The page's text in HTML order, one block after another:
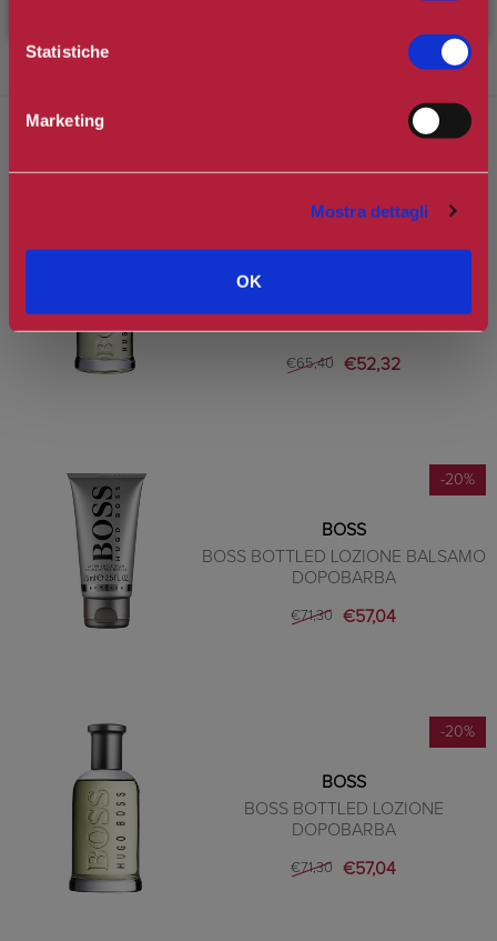
Statistiche
Marketing
Mostra dettagli
OK
come buchu e menta per ottenere quella sensazione di freschezza
che lo rende un profumo rinfrescante. Una fragranza sensuale dalla
grande forza.
PRODOTTI CORRELATI
€65,40 €52,32
-20%
BOSS
BOSS BOTTLED LOZIONE BALSAMO
DOPOBARBA
€71,30 €57,04
-20%
BOSS
BOSS BOTTLED LOZIONE
DOPOBARBA
€71,30 €57,04